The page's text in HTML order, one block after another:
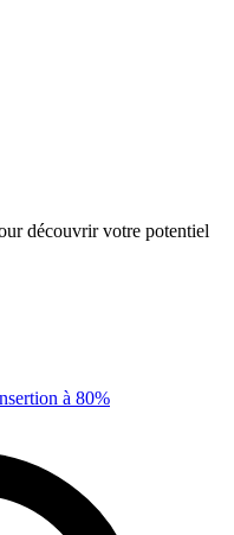
découvrir votre potentiel
à 80%